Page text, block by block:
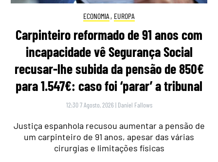
ECONOMIA , EUROPA
Carpinteiro reformado de 91 anos com
incapacidade vê Segurança Social
recusar-lhe subida da pensão de 850€
para 1.547€: caso foi ‘parar’ a tribunal
12:30 7 Agosto, 2026 | Daniel Fallows
Justiça espanhola recusou aumentar a pensão de
um carpinteiro de 91 anos, apesar das várias
cirurgias e limitações físicas